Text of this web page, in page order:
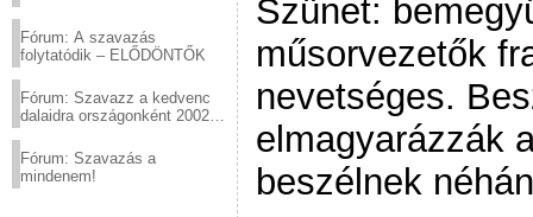
Fórum: A szavazás
folytatódik – ELŐDÖNTŐK
Fórum: Szavazz a kedvenc
dalaidra országonként 2002
Fórum: Szavazás a
mindenem!
Szünet:
műsorvezetők
nevetséges.
elmagyarázzák
beszélnek